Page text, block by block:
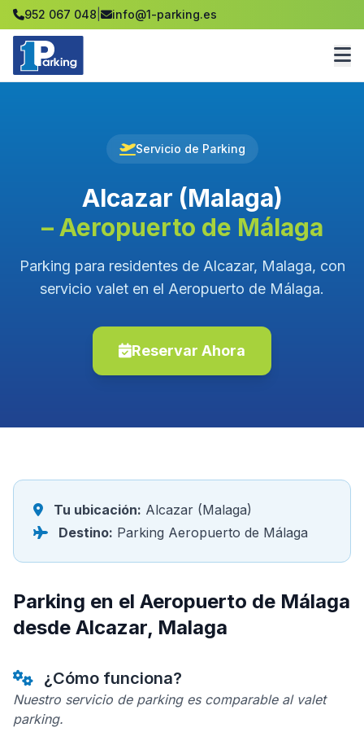
952 067 048 info@1-parking.es
Servicio de Parking
Alcazar (Malaga)
– Aeropuerto de Málaga
Parking para residentes de Alcazar, Malaga, con
servicio valet en el Aeropuerto de Málaga.
Reservar Ahora
Tu ubicación: Alcazar (Malaga)
Destino: Parking Aeropuerto de Málaga
Parking en el Aeropuerto de Málaga
desde Alcazar, Malaga
¿Cómo funciona?
Nuestro servicio de parking es comparable al valet
parking.